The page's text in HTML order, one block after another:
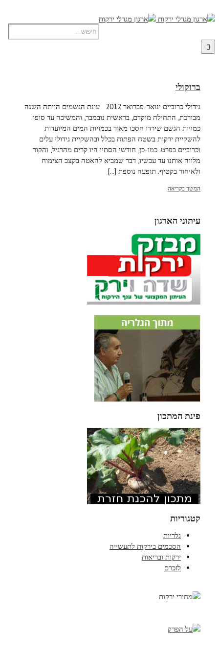
ברוקולי
גידולי כרוביים ינואר-פברואר 2012 עונת הגשמים הייתה השנה
מבורכת, התחילה מוקדם, בראשית נובמבר, והמשיכה עד סופו.
כמויות הגשם שירדו חסכו מאוד בכמויות המים המיועדות
להשקיית ירקות בשטח הפתוח בכלל ובהשקיית גידולי עלים
וכרוביים בפרט. כמו-כן, חודשי הסתיו היו קרים מהרגיל, והקור
מלווה אותנו עד עכשיו, דבר שמביא להאטה בקצב הצימוח
ולאיחור בקטיף. תופעה נוספת [...]
המשך בקריאה
עיתוני הארגון
פינת המתכון
קטגוריות
גלריות
הסכמים בירקות לתעשייה
ירקות ובריאות
לזכרם